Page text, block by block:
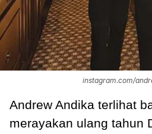
instagram.com/
Andrew Andika terlihat
merayakan ulang tahun